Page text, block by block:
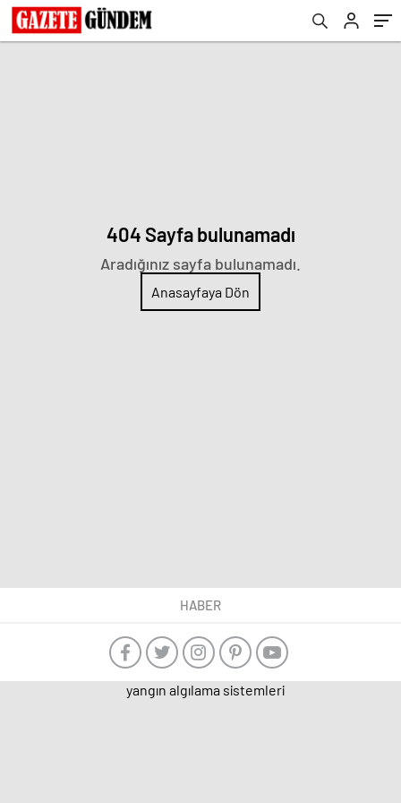
404 Sayfa bulunamadı
Aradığınız sayfa bulunamadı.
Anasayfaya Dön
HABER
yangın algılama sistemleri